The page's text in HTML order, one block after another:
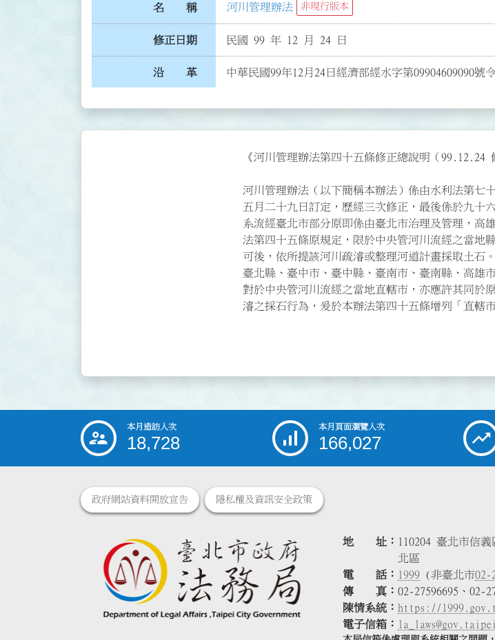
名 稱 河川管理辦法 非現行版本
修正日期 民國 99 年 12 月 24 日
沿 革 中華民國99年12月24日經濟部經水字第09904609090號
《河川管理辦法第四十五條修正總說明（99.12.24
河川管理辦法（以下簡稱本辦法）係由水利法第七
五月二十九日訂定，歷經三次修正，最後係於九十
系流經臺北市部分原即係由臺北市治理及管理，高
法第四十五條原規定，限於中央管河川流經之當地
可後，依所提該河川疏濬或整理河道計畫採取土石
臺北縣、臺中市、臺中縣、臺南市、臺南縣、高雄
對於中央管河川流經之當地直轄市，亦應許其同於
濬之採石行為，爰於本辦法第四十五條增列「直轄
::: 本月造訪人次
18,728
本月頁面瀏覽人次
166,027
政府網站資料開放宣告 隱私權及資訊安全政策
地 址
110204 臺北市信
北區
電 話
1999 (非臺北市02-
傳 真
02-27596695、02-
陳情系統
https://
電子信箱
la_laws@gov.taipei